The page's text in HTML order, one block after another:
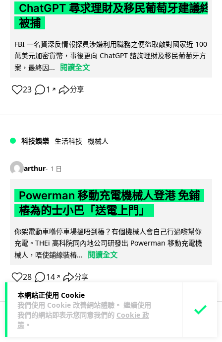
本網站正使用 Cookie
我們使用 Cookie 改善網站體驗。 繼續使用
我們的網站即表示您同意我們的 Cookie 政
策 。
ChatGPT 尋求理財及移民葡萄牙建議終
被捕
FBI 一名資深反情報探員涉嫌利用職務之便盜取敵對國家近 100
萬美元加密貨幣，事後更向 ChatGPT 諮詢理財及移民葡萄牙方
案，最終因...
閱讀全文
23 1 ↗ 分享
科技娛樂 生活科技 機械人
arthur 1 日
Powerman 移動充電機械人登港 免鋪
樁為的士小巴「送電上門」
你架電動車喺停車場搵唔到樁？有個機械人會自己行過嚟幫你
充電。THEi 高科院同內地公司研發出 Powerman 移動充電機
械人，唔使鋪線裝樁...
閱讀全文
28 14 ↗ 分享
商業科技